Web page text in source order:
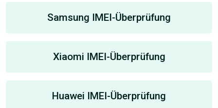
Samsung IMEI-Überprüfung
Xiaomi IMEI-Überprüfung
Huawei IMEI-Überprüfung